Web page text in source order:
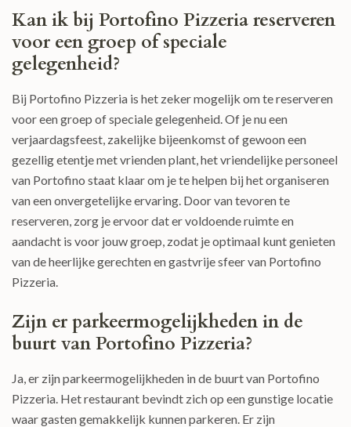
Kan ik bij Portofino Pizzeria reserveren
voor een groep of speciale
gelegenheid?
Bij Portofino Pizzeria is het zeker mogelijk om te reserveren
voor een groep of speciale gelegenheid. Of je nu een
verjaardagsfeest, zakelijke bijeenkomst of gewoon een
gezellig etentje met vrienden plant, het vriendelijke personeel
van Portofino staat klaar om je te helpen bij het organiseren
van een onvergetelijke ervaring. Door van tevoren te
reserveren, zorg je ervoor dat er voldoende ruimte en
aandacht is voor jouw groep, zodat je optimaal kunt genieten
van de heerlijke gerechten en gastvrije sfeer van Portofino
Pizzeria.
Zijn er parkeermogelijkheden in de
buurt van Portofino Pizzeria?
Ja, er zijn parkeermogelijkheden in de buurt van Portofino
Pizzeria. Het restaurant bevindt zich op een gunstige locatie
waar gasten gemakkelijk kunnen parkeren. Er zijn